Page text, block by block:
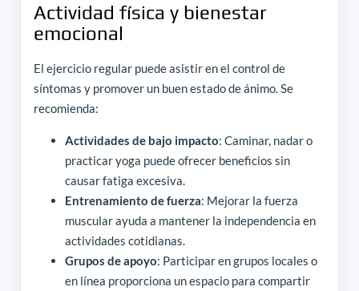
Actividad física y bienestar
emocional
El ejercicio regular puede asistir en el control de
síntomas y promover un buen estado de ánimo. Se
recomienda:
Actividades de bajo impacto: Caminar, nadar o
practicar yoga puede ofrecer beneficios sin
causar fatiga excesiva.
Entrenamiento de fuerza: Mejorar la fuerza
muscular ayuda a mantener la independencia en
actividades cotidianas.
Grupos de apoyo: Participar en grupos locales o
en línea proporciona un espacio para compartir